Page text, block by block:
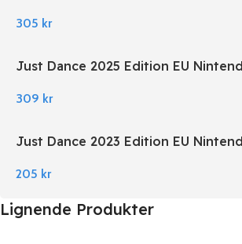
305 kr
Just Dance 2025 Edition EU
309 kr
Just Dance 2023 Edition EU
205 kr
Lignende Produkter